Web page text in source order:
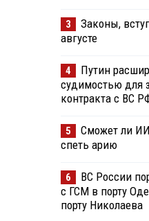
3
Законы,
августе
4
Путин
судимостью для
контракта с ВС
5
Сможет ли
спеть арию
6
ВС России
с ГСМ в порту
порту Николаева